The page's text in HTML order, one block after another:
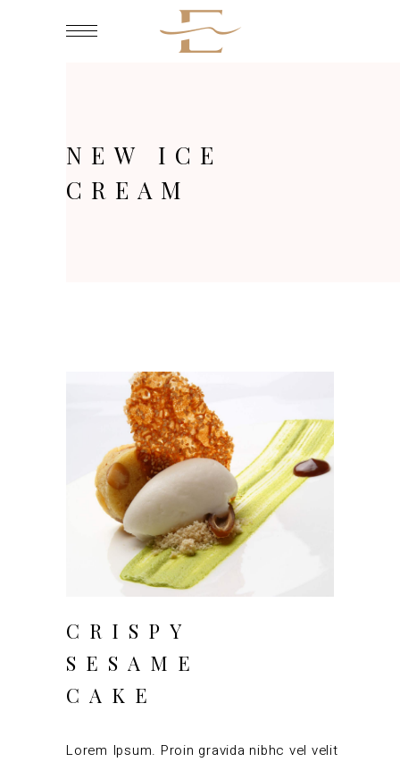
NEW ICE
CREAM
CRISPY
SESAME
CAKE
Lorem Ipsum. Proin gravida nibhc vel velit